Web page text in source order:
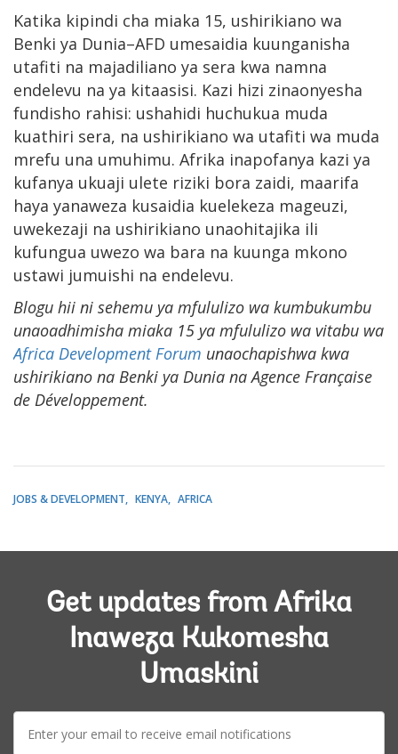
Katika kipindi cha miaka 15, ushirikiano wa
Benki ya Dunia–AFD umesaidia kuunganisha
utafiti na majadiliano ya sera kwa namna
endelevu na ya kitaasisi. Kazi hizi zinaonyesha
fundisho rahisi: ushahidi huchukua muda
kuathiri sera, na ushirikiano wa utafiti wa muda
mrefu una umuhimu. Afrika inapofanya kazi ya
kufanya ukuaji ulete riziki bora zaidi, maarifa
haya yanaweza kusaidia kuelekeza mageuzi,
uwekezaji na ushirikiano unaohitajika ili
kufungua uwezo wa bara na kuunga mkono
ustawi jumuishi na endelevu.
Blogu hii ni sehemu ya mfululizo wa kumbukumbu
unaoadhimisha miaka 15 ya mfululizo wa vitabu wa
Africa Development Forum unaochapishwa kwa
ushirikiano na Benki ya Dunia na Agence Française
de Développement.
JOBS & DEVELOPMENT KENYA AFRICA
Get updates from Afrika
Inaweza Kukomesha
Umaskini
mail: